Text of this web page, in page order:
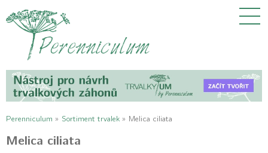
Perenniculum » Sortiment trvalek » Melica ciliata
Melica ciliata